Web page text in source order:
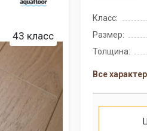
43 класс
Класс:
Размер:
Толщина:
Все